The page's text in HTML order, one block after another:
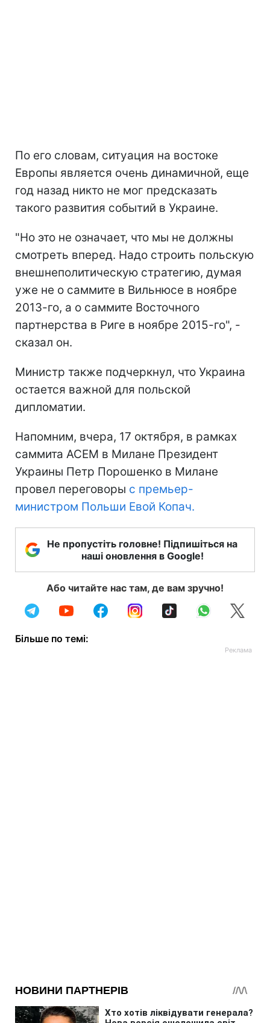
По его словам, ситуация на востоке
Европы является очень динамичной, еще
год назад никто не мог предсказать
такого развития событий в Украине.
"Но это не означает, что мы не должны
смотреть вперед. Надо строить польскую
внешнеполитическую стратегию, думая
уже не о саммите в Вильнюсе в ноябре
2013-го, а о саммите Восточного
партнерства в Риге в ноябре 2015-го", -
сказал он.
Министр также подчеркнул, что Украина
остается важной для польской
дипломатии.
Напомним, вчера, 17 октября, в рамках
саммита ACEM в Милане Президент
Украины Петр Порошенко в Милане
провел переговоры с премьер-
министром Польши Евой Копач.
Не пропустіть головне! Підпишіться на
наші оновлення в Google!
Або читайте нас там, де вам зручно!
Більше по темі: